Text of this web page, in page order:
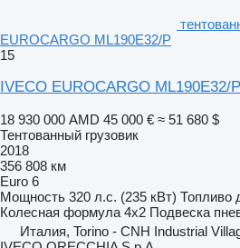
EUROCARGO ML190E32/P
15
IVECO EUROCARGO ML190E32/P
18 930 000 AMD 45 000 € ≈ 51 680 $
Тентованный грузовик
2018
356 808 км
Euro 6
Мощность 320 л.с. (235 кВт) Топливо
Колесная формула 4x2 Подвеска
Италия, Torino - CNH Industrial